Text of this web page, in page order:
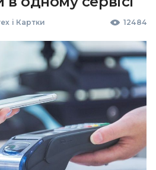
і Картки 12484